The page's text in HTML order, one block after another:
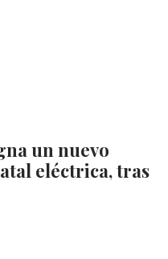
un nuevo
eléctrica, tras